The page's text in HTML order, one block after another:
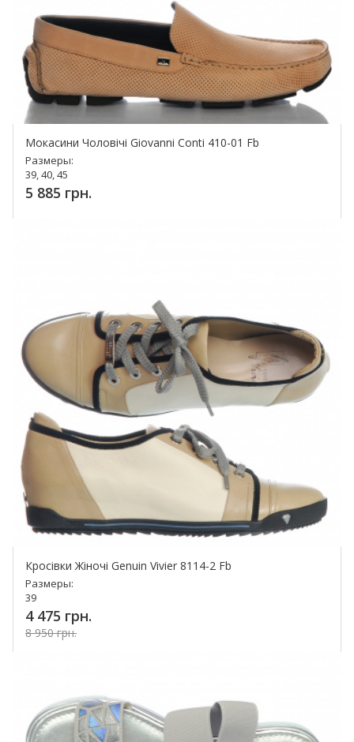
Мокасини Чоловічі Giovanni Conti 410-01 Fb
Размеры:
39, 40, 45
5 885 грн.
Кросівки Жіночі Genuin Vivier 8114-2 Fb
Размеры:
39
4 475 грн.
8 950 грн.